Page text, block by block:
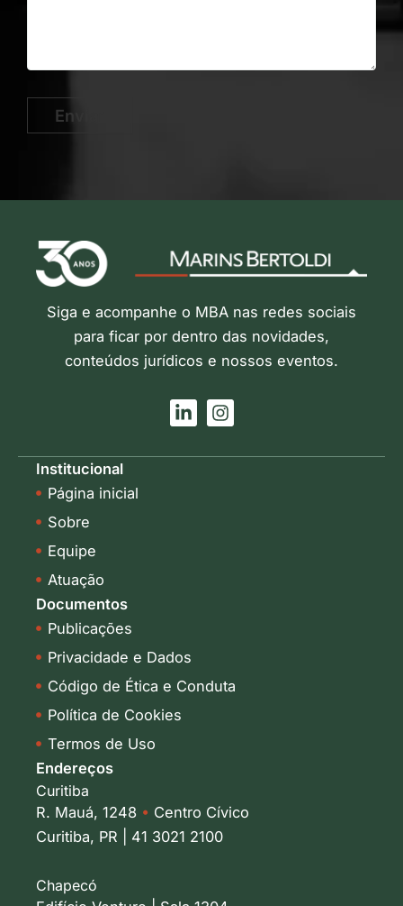
Enviar
Siga e acompanhe o MBA nas redes sociais
para ficar por dentro das novidades,
conteúdos jurídicos e nossos eventos.
L
i
k
I
n
t
Institucional
Página inicial
Sobre
Equipe
Atuação
Documentos
Publicações
Privacidade e Dados
Código de Ética e Conduta
Política de Cookies
Termos de Uso
Endereços
Curitiba
R. Mauá, 1248 • Centro Cívico
Curitiba, PR | 41 3021 2100
Chapecó